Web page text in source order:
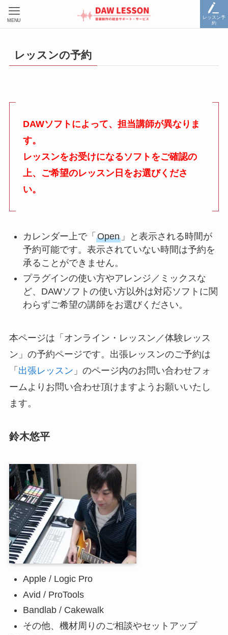
レッスン予
約
MENU
レッスンの予約
DAWソフトによって、担当講師が異なりま
す。
レッスンをお受けになるソフトをご確認の
上、ご希望のレッスン日をお選びくださ
い。
カレンダー上で「 Open」と表示される時間が
予約可能です。表示されていない時間は予約を
承ることができません。
プラグインの使い方やアレンジ／ミックスな
ど、DAWソフトの使い方以外は対応ソフトに関
わらずご希望の講師をお選びください。
本ページは「オンライン・レッスン／体験レッス
ン」の予約ページです。出張レッスンのご予約は
「 出張レッスン 」のページ内のお問い合わせフォ
ームよりお問い合わせ頂けますようお願いいたし
ます。
鈴木悠平
Apple / Logic Pro
Avid / ProTools
Bandlab / Cakewalk
その他、機材周りのご相談やセットアップ